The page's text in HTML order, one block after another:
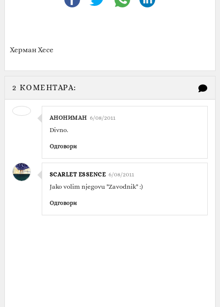
Херман Хесе
2 КОМЕНТАРА:
АНОНИМАН 6/08/2011
Divno.
Одговори
SCARLET ESSENCE 6/08/2011
Jako volim njegovu "Zavodnik" :)
Одговори